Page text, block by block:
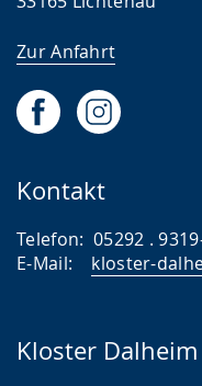
a
n
e
i
g
t
Zur Anfahrt
Kontakt
Telefon: 05292 .
E-Mail: kloster-
Kloster Dalheim